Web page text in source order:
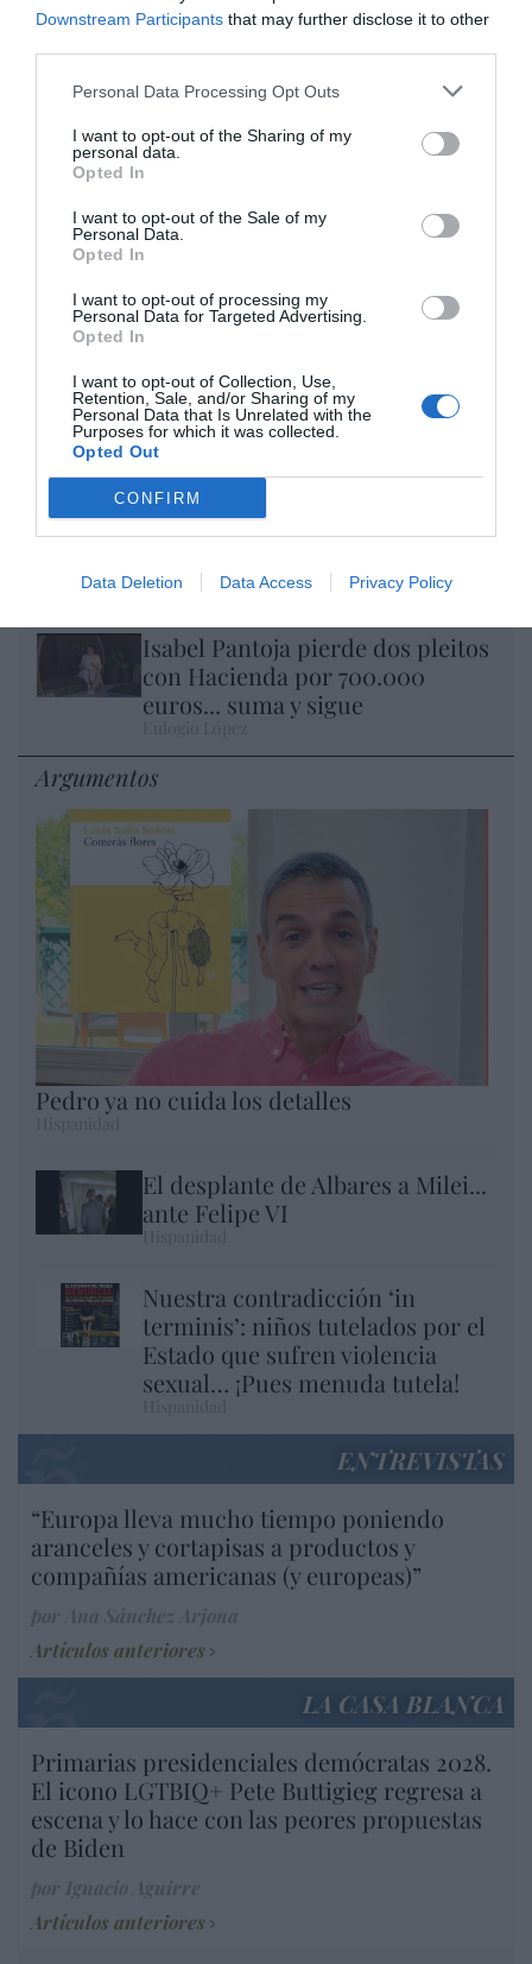
Downstream Participants that may further disclose it to other
Personal Data Processing Opt Outs
I want to opt-out of the Sharing of my
personal data.
Opted In
I want to opt-out of the Sale of my
Personal Data.
Opted In
I want to opt-out of processing my
Personal Data for Targeted Advertising.
Opted In
I want to opt-out of Collection, Use,
Retention, Sale, and/or Sharing of my
Personal Data that Is Unrelated with the
Purposes for which it was collected.
Opted Out
CONFIRM
Data Deletion Data Access Privacy Policy
Opinión
por Pablo Ferrer
Al final, la culpa de la invasión de Ceuta va
a ser de Meloni
Pablo Ferrer
Nokia, Ericsson... Huawei: lo que
Eulogio López
Isabel Pantoja pierde dos pleitos
con Hacienda por 700.000
euros... suma y sigue
Argumentos
Pedro ya no cuida los detalles
El desplante de Albares a Milei...
ante Felipe VI
Nuestra contradicción ‘in
terminis’: niños tutelados por el
Estado que sufren violencia
sexual… ¡Pues menuda tutela!
ENTREVISTAS
“Europa lleva mucho tiempo poniendo
aranceles y cortapisas a productos y
compañías americanas (y europeas)”
Artículos anteriores
LA CASA BLANCA
Primarias presidenciales demócratas 2028.
El icono LGTBIQ+ Pete Buttigieg regresa a
escena y lo hace con las peores propuestas
de Biden
Artículos anteriores